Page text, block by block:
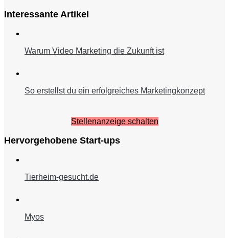
Interessante Artikel
Warum Video Marketing die Zukunft ist
So erstellst du ein erfolgreiches Marketingkonzept
Stellenanzeige schalten
Hervorgehobene Start-ups
Tierheim-gesucht.de
Myos